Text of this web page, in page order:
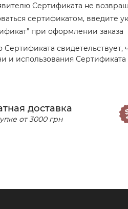
Сертификата не
сертификатом, введите
при оформлении заказа
свидетельствует,
и использования Сертификата
доставка
от 3000 грн